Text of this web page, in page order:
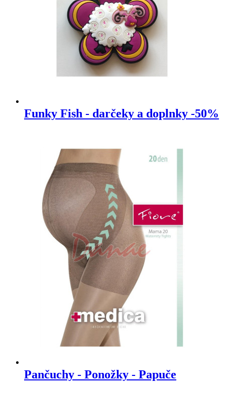
Funky Fish - darčeky a doplnky -50%
Pančuchy - Ponožky - Papuče